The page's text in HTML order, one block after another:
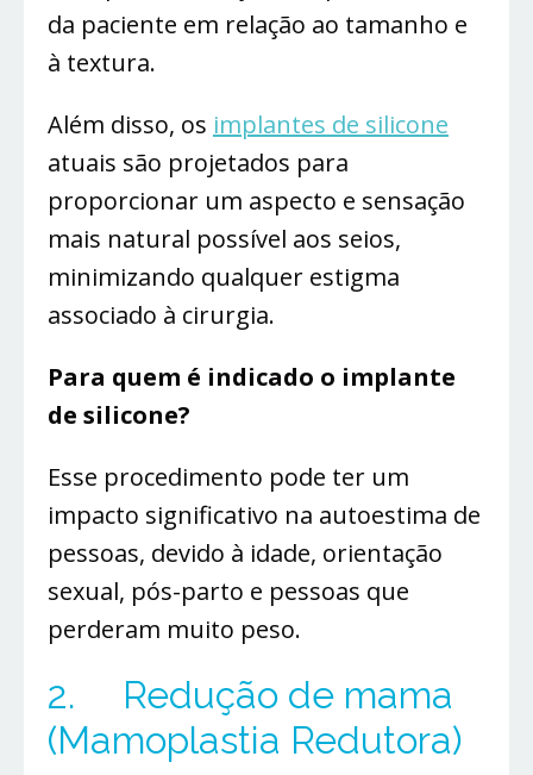
da paciente em relação ao tamanho e
à textura.
Além disso, os implantes de silicone
atuais são projetados para
proporcionar um aspecto e sensação
mais natural possível aos seios,
minimizando qualquer estigma
associado à cirurgia.
Para quem é indicado o implante
de silicone?
Esse procedimento pode ter um
impacto significativo na autoestima de
pessoas, devido à idade, orientação
sexual, pós-parto e pessoas que
perderam muito peso.
2. Redução de mama
(Mamoplastia Redutora)